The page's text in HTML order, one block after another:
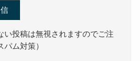
い投稿は無視されますのでご注
ム対策）